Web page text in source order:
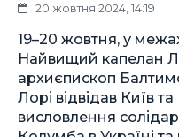
20 жовтня 2024, 14:19
19–20 жовтня, у
Найвищий капелан
архиєпископ
Лорі відвідав Київ
висловлення